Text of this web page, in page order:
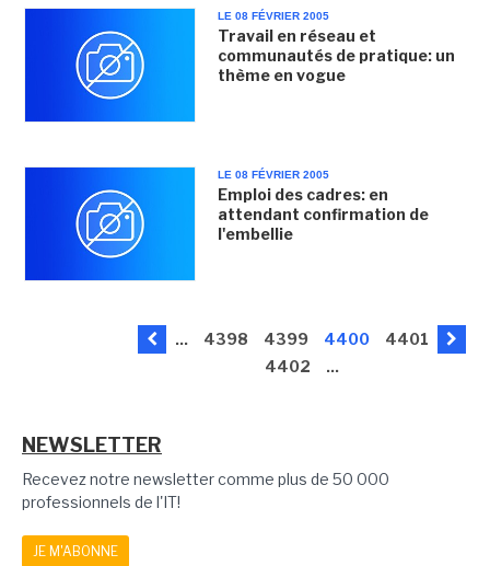
LE 08 FÉVRIER 2005
Travail en réseau et
communautés de pratique: un
thème en vogue
LE 08 FÉVRIER 2005
Emploi des cadres: en
attendant confirmation de
l'embellie
... 4398 4399 4400
4401
4402
...
NEWSLETTER
Recevez notre newsletter comme plus de 50 000
professionnels de l'IT!
JE M'ABONNE